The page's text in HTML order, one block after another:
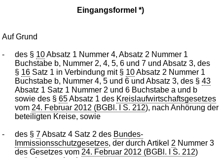
Eingangsformel *)
Auf Grund
- des § 10Absatz 1 Nummer 4, Absatz 2 Nummer 1
Buchstabe b, Nummer 2, 4, 5, 6 und 7 und Absatz 3, des
§ 16 Satz 1 in Verbindung mit § 10Absatz 2 Nummer 1
Buchstabe b, Nummer 4, 5 und 6 und Absatz 3, des §43
Absatz 1 Satz 1 Nummer 2 und 6 Buchstabe a und b
sowie des §65Absatz 1 des Kreislaufwirtschaftsgesetzes
vom 24. Februar 2012 (BGBl. I S. 212), nach Anhörung der
beteiligten Kreise, sowie
- des §7Absatz 4 Satz 2 des Bundes-
Immissionsschutzgesetzes, der durch Artikel 2 Nummer 3
des Gesetzes vom 24. Februar 2012 (BGBl. I S. 212)